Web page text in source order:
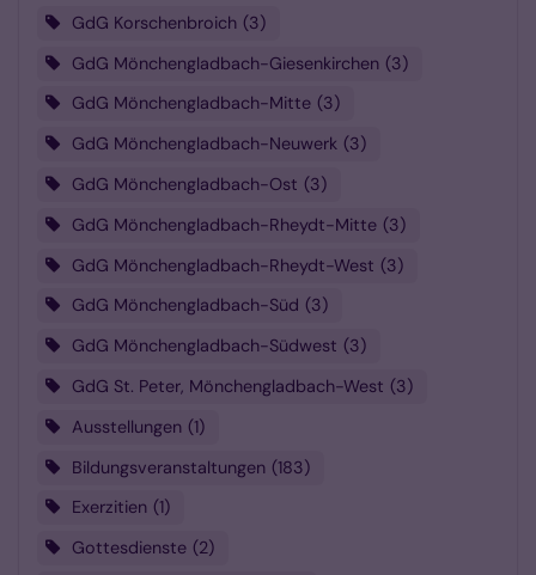
GdG Korschenbroich 3
GdG Mönchengladbach-Giesenkirchen 3
GdG Mönchengladbach-Mitte
3
GdG Mönchengladbach-Neuwerk 3
GdG Mönchengladbach-Ost 3
GdG Mönchengladbach-Rheydt-Mitte 3
GdG Mönchengladbach-Rheydt-West 3
GdG Mönchengladbach-Süd
3
GdG Mönchengladbach-Südwest 3
GdG St. Peter, Mönchengladbach-West 3
Ausstellungen 1
Bildungsveranstaltungen 183
Exerzitien 1
Gottesdienste 2